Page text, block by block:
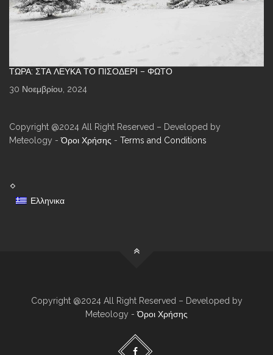
ΤΏΡΑ: ΣΤΑ ΛΕΥΚΆ ΤΟ ΠΙΣΟΔΈΡΙ – ΦΩΤΌ
30 Νοεμβρίου, 2024
Copyright @2024 All Right Reserved – Developed by
Meteology -Όροι Χρήσης - Terms and Conditions
Ελληνικα
Copyright @2024 All Right Reserved – Developed by
Meteology -Όροι Χρήσης